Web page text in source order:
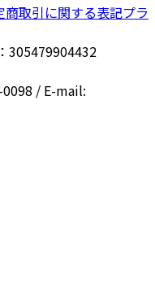
商取引に関する表記プラ
305479904432
0098 / E-mail: